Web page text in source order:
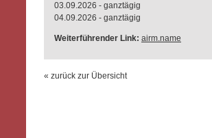
03.09.2026 - ganztägig
04.09.2026 - ganztägig
Weiterführender Link: airm.name
« zurück zur Übersicht